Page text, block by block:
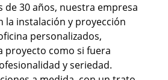
de 30 años, nuestra empresa
la instalación y proyección
personalizados,
proyecto como si fuera
y seriedad.